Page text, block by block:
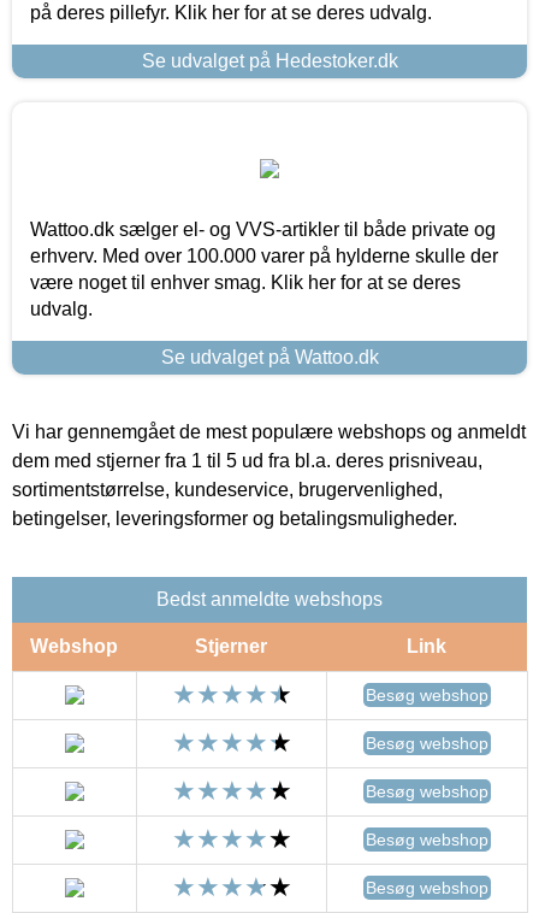
på deres pillefyr. Klik her for at se deres udvalg.
Se udvalget på Hedestoker.dk
Wattoo.dk sælger el- og VVS-artikler til både private og
erhverv. Med over 100.000 varer på hylderne skulle der
være noget til enhver smag. Klik her for at se deres
udvalg.
Se udvalget på Wattoo.dk
Vi har gennemgået de mest populære webshops og anmeldt
dem med stjerner fra 1 til 5 ud fra bl.a. deres prisniveau,
sortimentstørrelse, kundeservice, brugervenlighed,
betingelser, leveringsformer og betalingsmuligheder.
Bedst anmeldte webshops
Webshop Stjerner Link
Besøg webshop
Besøg webshop
Besøg webshop
Besøg webshop
Besøg webshop